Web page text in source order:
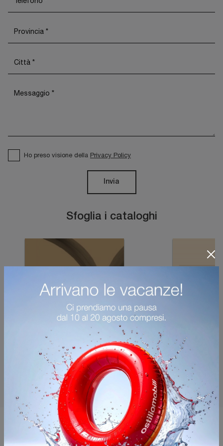
Sfoglia i cataloghi
Ho preso visione della Privacy Policy
Invia
Potrebbero piacerti anche